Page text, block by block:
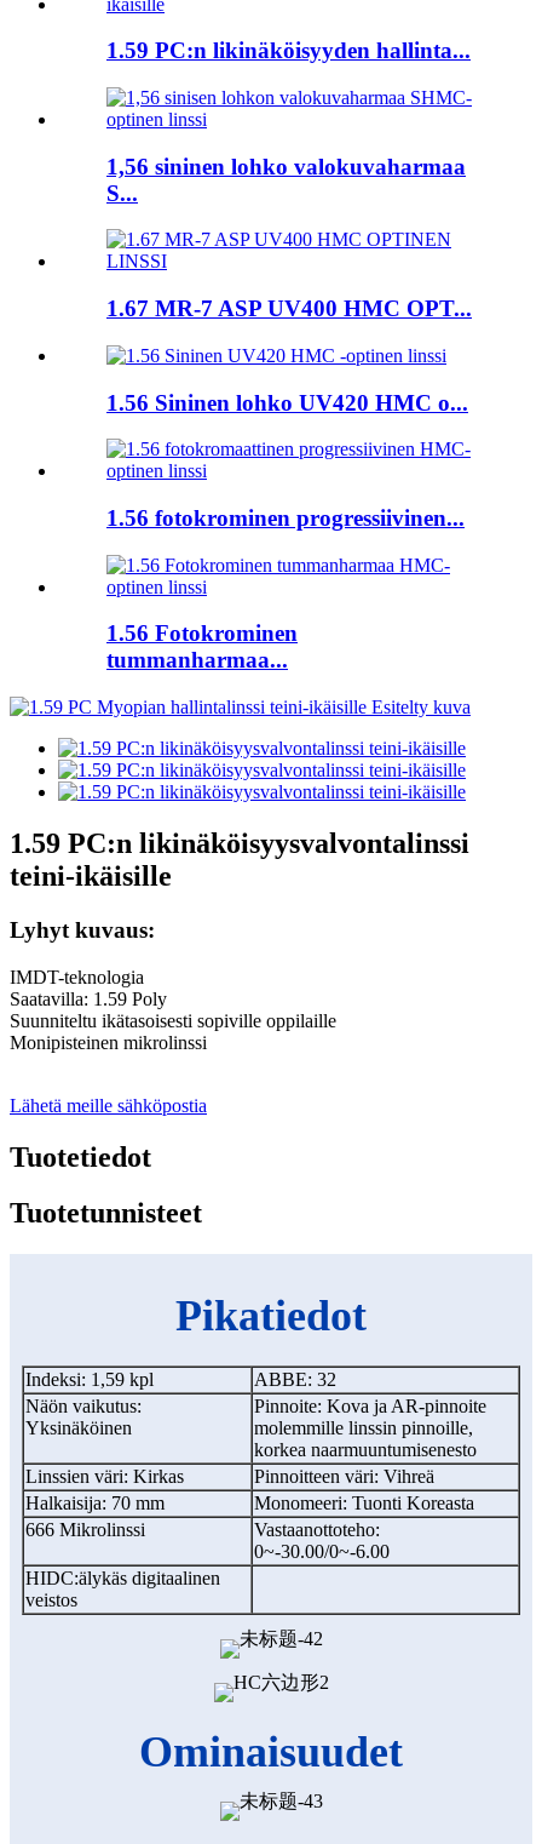
1.59 PC:n likinäköisyyden hallinta...
1,56 sininen lohko valokuvaharmaa
S...
1.67 MR-7 ASP UV400 HMC OPT...
1.56 Sininen lohko UV420 HMC o...
1.56 fotokrominen progressiivinen...
1.56 Fotokrominen
tummanharmaa...
1.59 PC:n likinäköisyysvalvontalinssi
teini-ikäisille
Lyhyt kuvaus:
IMDT-teknologia
Saatavilla: 1.59 Poly
Suunniteltu ikätasoisesti sopiville oppilaille
Monipisteinen mikrolinssi
Lähetä meille sähköpostia
Tuotetiedot
Tuotetunnisteet
Pikatiedot
Indeksi: 1,59 kpl
ABBE: 32
Näön vaikutus:
Yksinäköinen
Pinnoite: Kova ja AR-pinnoite
molemmille linssin pinnoille,
korkea naarmuuntumisenesto
Linssien väri: Kirkas
Pinnoitteen väri: Vihreä
Halkaisija: 70 mm
Monomeeri: Tuonti Koreasta
666 Mikrolinssi
Vastaanottoteho:
0~-30.00/0~-6.00
HIDC:älykäs digitaalinen
veistos
Ominaisuudet